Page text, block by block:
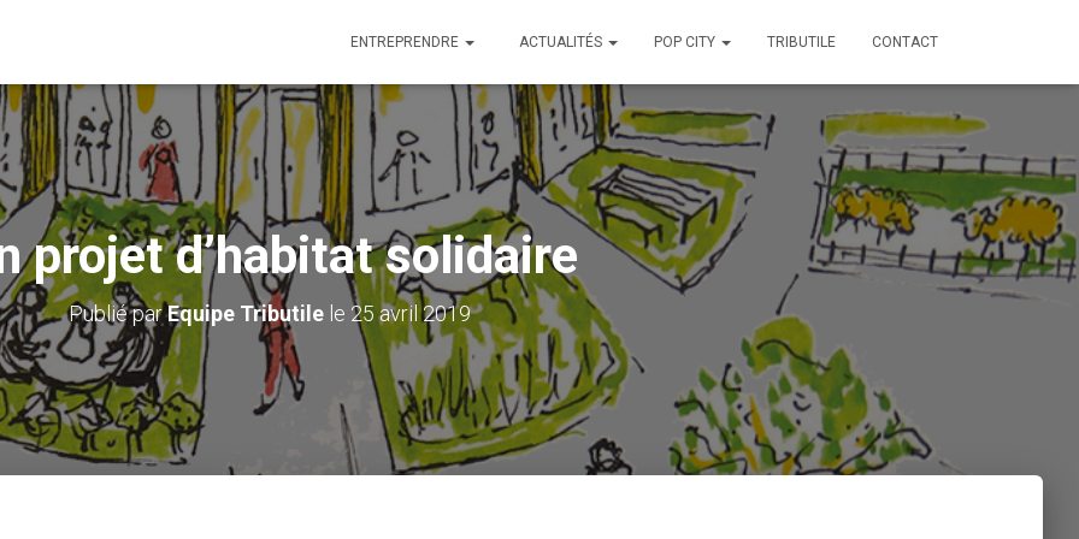
ENTREPRENDRE ACTUALITÉS POP CITY TRIBUTILE CONTACT
projet d’habitat solidaire
Publié parEquipe Tributile le 25 avril 2019